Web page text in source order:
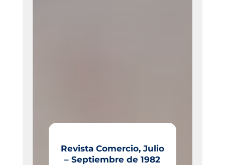
Revista Comercio, Julio
– Septiembre de 1982